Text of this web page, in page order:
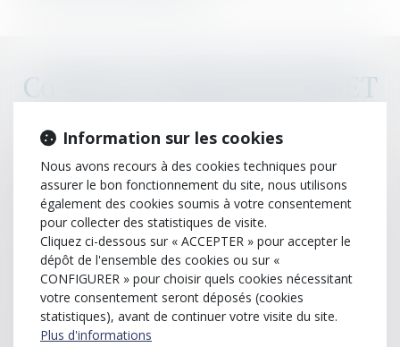
Contacter ROUANET
Nom
Prénom
E-mail
Téléphone
Information sur les cookies
Nous avons recours à des cookies techniques pour
assurer le bon fonctionnement du site, nous utilisons
également des cookies soumis à votre consentement
pour collecter des statistiques de visite.
Cliquez ci-dessous sur « ACCEPTER » pour accepter le
dépôt de l'ensemble des cookies ou sur «
CONFIGURER » pour choisir quels cookies nécessitant
votre consentement seront déposés (cookies
statistiques), avant de continuer votre visite du site.
Plus d'informations